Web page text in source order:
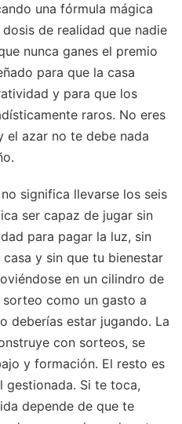
una fórmula mágica
de realidad que nadie
nunca ganes el premio
para que la casa
y para que los
raros. No eres
el azar no te debe nada
significa llevarse los seis
ser capaz de jugar sin
para pagar la luz, sin
y sin que tu bienestar
en un cilindro de
como un gasto a
deberías estar jugando. La
con sorteos, se
y formación. El resto es
gestionada. Si te toca,
depende de que te